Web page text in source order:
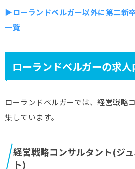
▶ローランドベルガー以外に第二新
一覧
ローランドベルガーの求人
ローランドベルガーでは、経営戦略
集しています。
経営戦略コンサルタント(ジ
ト)